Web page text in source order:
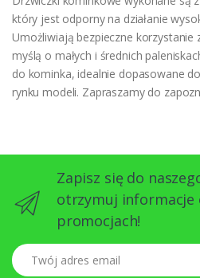
który jest odporny na działanie
Umożliwiają bezpieczne korzystanie
myślą o małych i średnich
do kominka, idealnie dopasowane
rynku modeli. Zapraszamy do
Zapisz się do
otrzymuj informacje
promocjach!
Twój adres email